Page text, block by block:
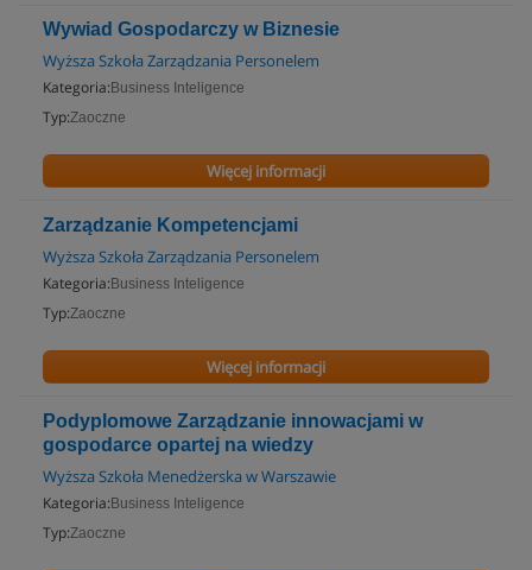
Wywiad Gospodarczy w Biznesie
Wyższa Szkoła Zarządzania Personelem
Kategoria: Business Inteligence
Typ:Zaoczne
Więcej informacji
Zarządzanie Kompetencjami
Wyższa Szkoła Zarządzania Personelem
Kategoria: Business Inteligence
Typ:Zaoczne
Więcej informacji
Podyplomowe Zarządzanie innowacjami w
gospodarce opartej na wiedzy
Wyższa Szkoła Menedżerska w Warszawie
Kategoria: Business Inteligence
Typ:Zaoczne